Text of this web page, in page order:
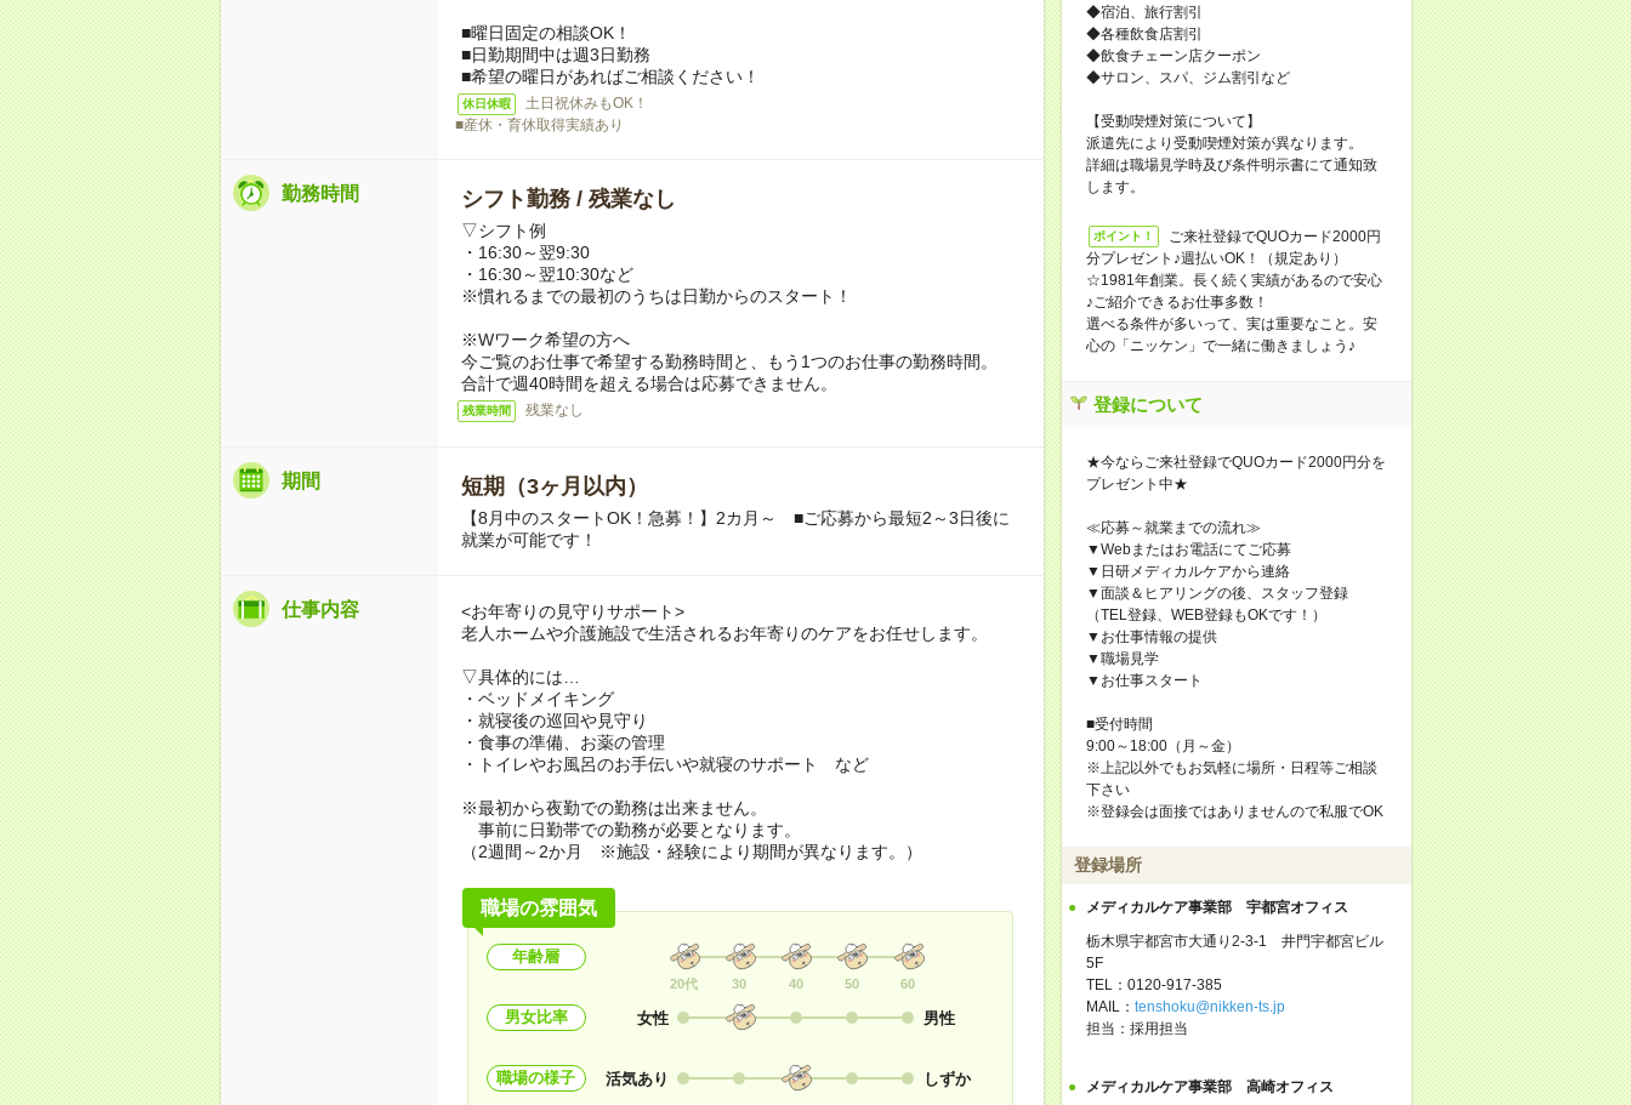
■曜日固定の相談OK！
■日勤期間中は週3日勤務
■希望の曜日があればご相談ください！
休日休暇
土日祝休みもOK！
■産休・育休取得実績あり
勤務時間 シフト勤務 / 残業なし
▽シフト例
・16:30～翌9:30
・16:30～翌10:30など
※慣れるまでの最初のうちは日勤からのスタート！
※Wワーク希望の方へ
今ご覧のお仕事で希望する勤務時間と、もう1つのお仕事の勤務時間。
合計で週40時間を超える場合は応募できません。
残業時間 残業なし
期間 短期（3ヶ月以内）
【8月中のスタートOK！急募！】2カ月～ ■ご応募から最短2～3日後に
就業が可能です！
仕事内容
<お年寄りの見守りサポート>
老人ホームや介護施設で生活されるお年寄りのケアをお任せします。
▽具体的には…
・ベッドメイキング
・就寝後の巡回や見守り
・食事の準備、お薬の管理
・トイレやお風呂のお手伝いや就寝のサポート など
※最初から夜勤での勤務は出来ません。
事前に日勤帯での勤務が必要となります。
（2週間～2か月 ※施設・経験により期間が異なります。）
職場の雰囲気
年齢層
20代 30 40 50 60
男女比率 女性 男性
職場の様子 活気あり しずか
◆宿泊、旅行割引
◆各種飲食店割引
◆飲食チェーン店クーポン
◆サロン、スパ、ジム割引など
【受動喫煙対策について】
派遣先により受動喫煙対策が異なります。
詳細は職場見学時及び条件明示書にて通知致
します。
ポイント！
ご来社登録でQUOカード2000円
分プレゼント♪週払いOK！（規定あり）
☆1981年創業。長く続く実績があるので安心
♪ご紹介できるお仕事多数！
選べる条件が多いって、実は重要なこと。安
心の「ニッケン」で一緒に働きましょう♪
登録について
★今ならご来社登録でQUOカード2000円分を
プレゼント中★
≪応募～就業までの流れ≫
▼Webまたはお電話にてご応募
▼日研メディカルケアから連絡
▼面談＆ヒアリングの後、スタッフ登録
（TEL登録、WEB登録もOKです！）
▼お仕事情報の提供
▼職場見学
▼お仕事スタート
■受付時間
9:00～18:00（月～金）
※上記以外でもお気軽に場所・日程等ご相談
下さい
※登録会は面接ではありませんので私服でOK
登録場所
メディカルケア事業部 宇都宮オフィス
栃木県宇都宮市大通り2-3-1 井門宇都宮ビル
5F
TEL：0120-917-385
MAIL： tenshoku@nikken-ts.jp
担当：採用担当
メディカルケア事業部 高崎オフィス